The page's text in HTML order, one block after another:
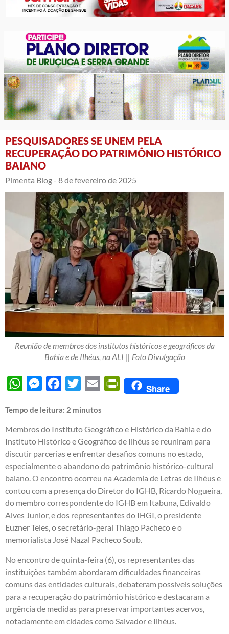
PESQUISADORES SE UNEM PELA
RECUPERAÇÃO DO PATRIMÔNIO HISTÓRICO
BAIANO
Pimenta Blog - 8 de fevereiro de 2025
Reunião de membros dos institutos históricos e geográficos da
Bahia e de Ilhéus, na ALI || Foto Divulgação
WhatsAppMessengerFacebook
Twitter Email PrintFriendly
Share
Tempo de leitura: 2 minutos
Membros do Instituto Geográfico e Histórico da Bahia e do
Instituto Histórico e Geográfico de Ilhéus se reuniram para
discutir parcerias e enfrentar desafios comuns no estado,
especialmente o abandono do patrimônio histórico-cultural
baiano. O encontro ocorreu na Academia de Letras de Ilhéus e
contou com a presença do Diretor do IGHB, Ricardo Nogueira,
do membro correspondente do IGHB em Itabuna, Edivaldo
Alves Junior, e dos representantes do IHGI, o presidente
Euzner Teles, o secretário-geral Thiago Pacheco e o
memorialista José Nazal Pacheco Soub.
No encontro de quinta-feira (6), os representantes das
instituições também abordaram dificuldades financeiras
comuns das entidades culturais, debateram possíveis soluções
para a recuperação do patrimônio histórico e destacaram a
urgência de medidas para preservar importantes acervos,
notadamente em cidades como Salvador e Ilhéus.